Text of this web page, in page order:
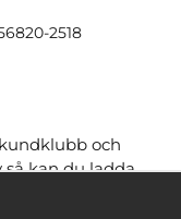
2518
och
kan du ladda